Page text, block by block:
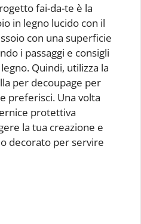
fai-da-te è la
in legno lucido con il
con una superficie
i passaggi e consigli
Quindi, utilizza la
per decoupage per
preferisci. Una volta
protettiva
la tua creazione e
decorato per servire